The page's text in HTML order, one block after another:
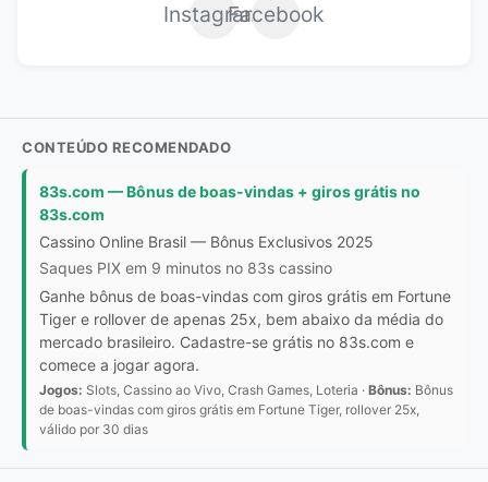
InstagramFacebook
CONTEÚDO RECOMENDADO
83s.com — Bônus de boas-vindas + giros grátis no
83s.com
Cassino Online Brasil — Bônus Exclusivos 2025
Saques PIX em 9 minutos no 83s cassino
Ganhe bônus de boas-vindas com giros grátis em Fortune
Tiger e rollover de apenas 25x, bem abaixo da média do
mercado brasileiro. Cadastre-se grátis no 83s.com e
comece a jogar agora.
Jogos: Slots, Cassino ao Vivo, Crash Games, Loteria · Bônus: Bônus
de boas-vindas com giros grátis em Fortune Tiger, rollover 25x,
válido por 30 dias